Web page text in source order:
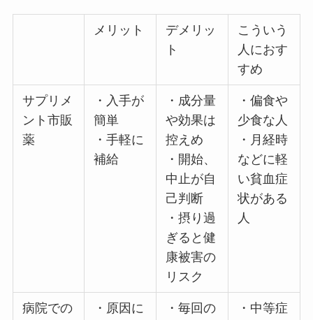
メリット
デメリッ
ト
こういう
人におす
すめ
サプリメ
ント市販
薬
・入手が
簡単
・手軽に
補給
・成分量
や効果は
控えめ
・開始、
中止が自
己判断
・摂り過
ぎると健
康被害の
リスク
・偏食や
少食な人
・月経時
などに軽
い貧血症
状がある
人
病院での
・原因に
・毎回の
・中等症